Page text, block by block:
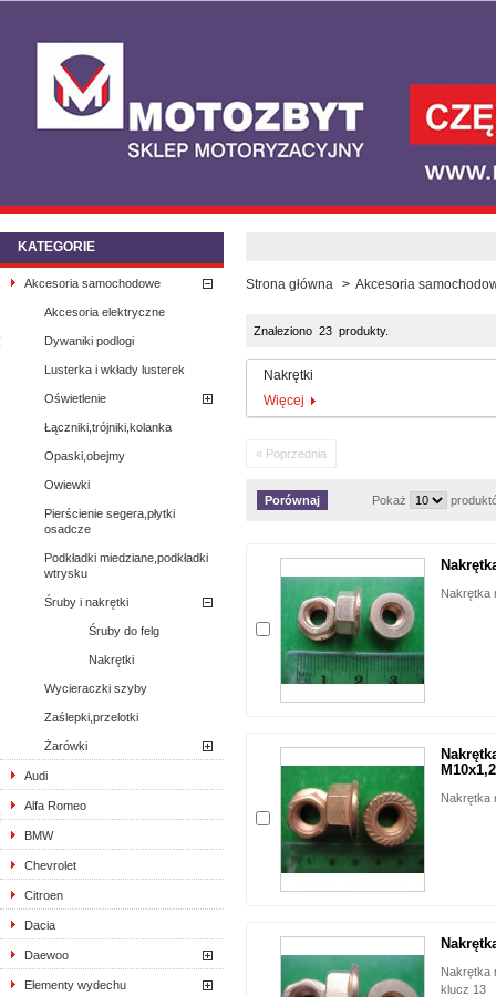
KATEGORIE
Akcesoria samochodowe
Akcesoria elektryczne
Dywaniki podlogi
Lusterka i wkłady lusterek
Oświetlenie
Łączniki,trójniki,kolanka
Opaski,obejmy
Owiewki
Pierścienie segera,płytki
osadcze
Podkładki miedziane,podkładki
wtrysku
Śruby i nakrętki
Śruby do felg
Nakrętki
Wycieraczki szyby
Zaślepki,przelotki
Żarówki
Audi
Alfa Romeo
BMW
Chevrolet
Citroen
Dacia
Daewoo
Elementy wydechu
Strona główna > Akcesoria
Znaleziono 23 produkty.
Nakrętki
Więcej
« Poprzednia
Pokaż
Nakrętka
Nakrętka
Nakrętka
klucz 13